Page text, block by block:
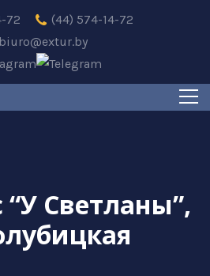
72
(44) 574-14-72
biuro@extur.by
Светланы”,